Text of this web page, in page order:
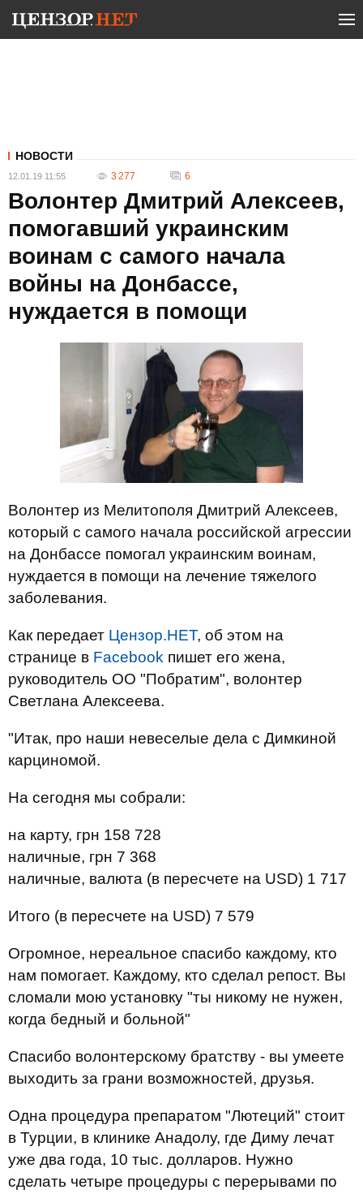
НОВОСТИ
12.01.19 11:55 3 277 6
Волонтер Дмитрий Алексеев,
помогавший украинским
воинам с самого начала
войны на Донбассе,
нуждается в помощи
Волонтер из Мелитополя Дмитрий Алексеев,
который с самого начала российской агрессии
на Донбассе помогал украинским воинам,
нуждается в помощи на лечение тяжелого
заболевания.
Как передает Цензор.НЕТ, об этом на
странице в Facebook пишет его жена,
руководитель ОО "Побратим", волонтер
Светлана Алексеева.
"Итак, про наши невеселые дела с Димкиной
карциномой.
На сегодня мы собрали:
на карту, грн 158 728
наличные, грн 7 368
наличные, валюта (в пересчете на USD) 1 717
Итого (в пересчете на USD) 7 579
Огромное, нереальное спасибо каждому, кто
нам помогает. Каждому, кто сделал репост. Вы
сломали мою установку "ты никому не нужен,
когда бедный и больной"
Спасибо волонтерскому братству - вы умеете
выходить за грани возможностей, друзья.
Одна процедура препаратом "Лютеций" стоит
в Турции, в клинике Анадолу, где Диму лечат
уже два года, 10 тыс. долларов. Нужно
сделать четыре процедуры с перерывами по